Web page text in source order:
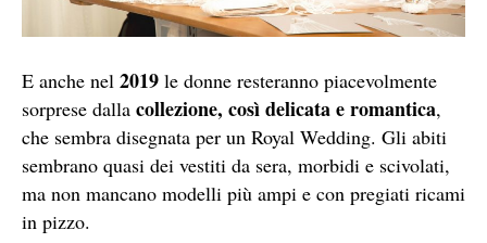
E anche nel 2019 le donne resteranno piacevolmente
sorprese dalla collezione, così delicata e romantica,
che sembra disegnata per un Royal Wedding. Gli abiti
sembrano quasi dei vestiti da sera, morbidi e scivolati,
ma non mancano modelli più ampi e con pregiati ricami
in pizzo.